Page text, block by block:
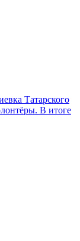
Татарского
В итоге